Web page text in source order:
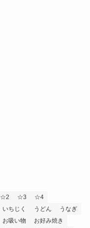
☆2 ☆3
☆4
いちじく うどん
うなぎ
お吸い物
お好み焼き